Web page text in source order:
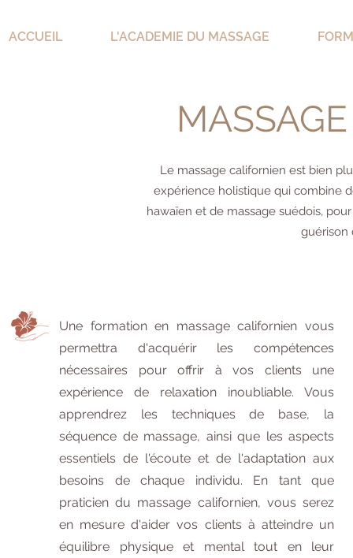
ACCUEIL L'ACADEMIE DU MASSAGE
Le massage californien est bien
expérience holistique qui combine
hawaïen et de massage suédois,
guérison
Une formation en massage californien vous
permettra d'acquérir les compétences
nécessaires pour offrir à vos clients une
expérience de relaxation inoubliable. Vous
apprendrez les techniques de base, la
séquence de massage, ainsi que les aspects
essentiels de l'écoute et de l'adaptation aux
besoins de chaque individu. En tant que
praticien du massage californien, vous serez
en mesure d'aider vos clients à atteindre un
équilibre physique et mental tout en leur